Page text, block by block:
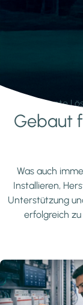
Intelligente
Mehr erfahren
Gebaut
Was auch
Installieren,
Unterstützung
erfolgreich